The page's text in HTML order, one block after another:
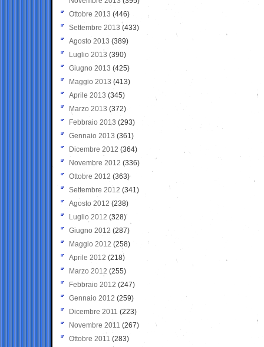
Ottobre 2013 (446)
Settembre 2013 (433)
Agosto 2013 (389)
Luglio 2013 (390)
Giugno 2013 (425)
Maggio 2013 (413)
Aprile 2013 (345)
Marzo 2013 (372)
Febbraio 2013 (293)
Gennaio 2013 (361)
Dicembre 2012 (364)
Novembre 2012 (336)
Ottobre 2012 (363)
Settembre 2012 (341)
Agosto 2012 (238)
Luglio 2012 (328)
Giugno 2012 (287)
Maggio 2012 (258)
Aprile 2012 (218)
Marzo 2012 (255)
Febbraio 2012 (247)
Gennaio 2012 (259)
Dicembre 2011 (223)
Novembre 2011 (267)
Ottobre 2011 (283)